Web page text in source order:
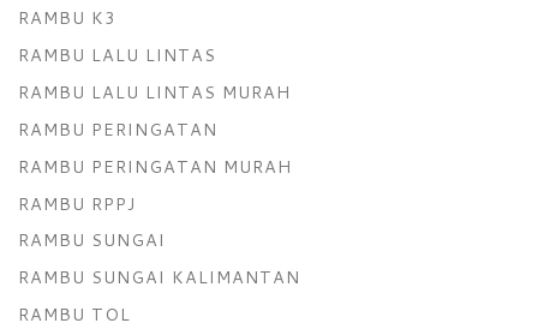
RAMBU K3
RAMBU LALU LINTAS
RAMBU LALU LINTAS MURAH
RAMBU PERINGATAN
RAMBU PERINGATAN MURAH
RAMBU RPPJ
RAMBU SUNGAI
RAMBU SUNGAI KALIMANTAN
RAMBU TOL